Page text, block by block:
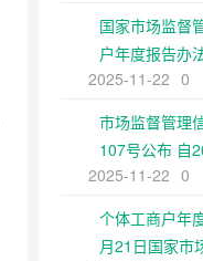
国家市场监督
户年度报告办
令第108号公
2025-11-22 0
市场监督管理
107号公布 自
2025-11-22 0
个体工商户年
月21日国家市